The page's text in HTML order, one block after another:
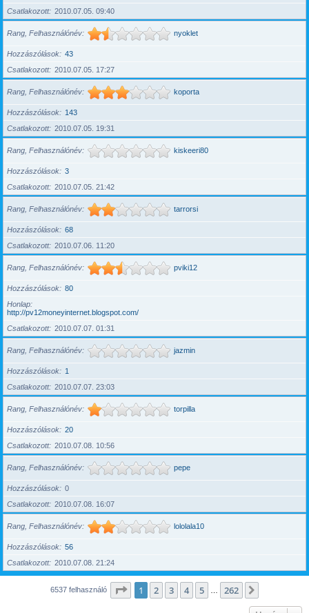
Csatlakozott
2010.07.05. 09:40
Rang, Felhasználónév nyoklet
Hozzászólások
43
Csatlakozott
2010.07.05. 17:27
Rang, Felhasználónév koporta
Hozzászólások
143
Csatlakozott
2010.07.05. 19:31
Rang, Felhasználónév kiskeeri80
Hozzászólások
3
Csatlakozott
2010.07.05. 21:42
Rang, Felhasználónév tarrorsi
Hozzászólások
68
Csatlakozott
2010.07.06. 11:20
Rang, Felhasználónév pviki12
Hozzászólások
80
Honlap
http://pv12moneyinternet.blogspot.com/
Csatlakozott
2010.07.07. 01:31
Rang, Felhasználónév jazmin
Hozzászólások
1
Csatlakozott
2010.07.07. 23:03
Rang, Felhasználónév torpilla
Hozzászólások
20
Csatlakozott
2010.07.08. 10:56
Rang, Felhasználónév pepe
Hozzászólások
0
Csatlakozott
2010.07.08. 16:07
Rang, Felhasználónév lololala10
Hozzászólások
56
Csatlakozott
2010.07.08. 21:24
6537 felhasználó Oldal:1 262
1 2 3 4 5 262